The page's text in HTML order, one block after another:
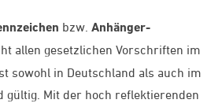
bzw. Anhänger-
allen gesetzlichen Vorschriften im
sowohl in Deutschland als auch im
gültig. Mit der hoch reflektierenden